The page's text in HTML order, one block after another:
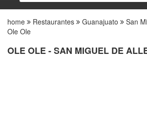
home Restaurantes Guanajuato
San
Ole Ole
OLE OLE - SAN MIGUEL DE